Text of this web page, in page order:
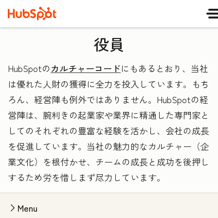
役員
HubSpotのカルチャーコードにもあるとおり、当社
は優れた人財の獲得に全力を投入しています。もち
ろん、経営陣も例外ではありません。HubSpotの経
営陣は、腕利きの起業家や業界に精通した専門家と
してのそれぞれの豊富な経験を活かし、会社の成長
を促進しています。当社の魅力的なカルチャー（企
業文化）を根付かせ、チームの成長と成功を後押し
するため労を惜しまず尽力しています。
Menu